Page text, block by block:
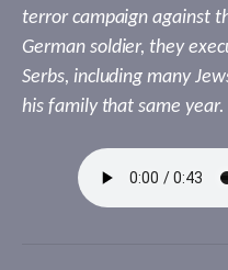
terror campaign against
German soldier, they
Serbs, including many
his family that same year.